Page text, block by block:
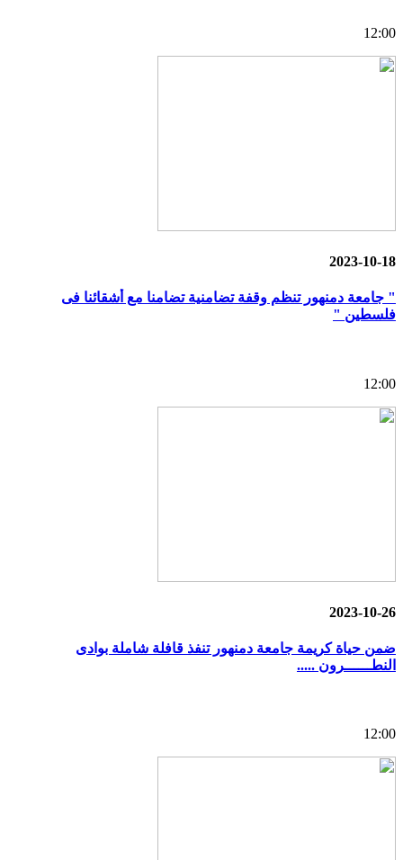
12:00
2023-10-18
" جامعة دمنهور تنظم وقفة تضامنية تضامنا مع أشقائنا فى
فلسطين "
12:00
2023-10-26
ضمن حياة كريمة جامعة دمنهور تنفذ قافلة شاملة بوادى
النطــــــرون .....
12:00